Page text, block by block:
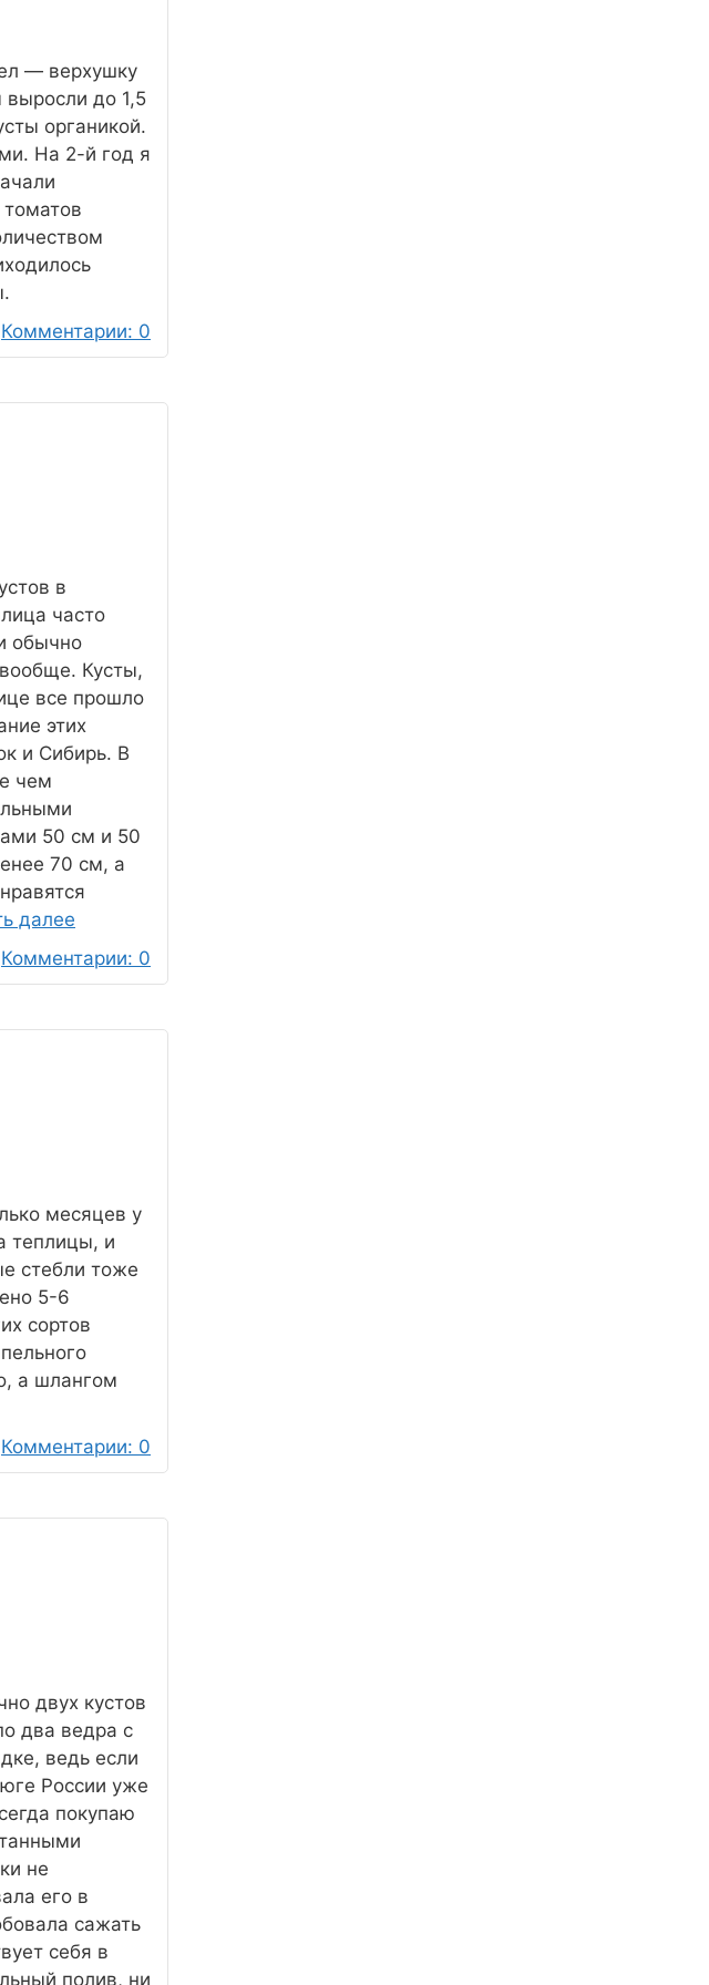
— верхушку
выросли до 1,5
органикой.
На 2-й год я
Комментарии: 0
в
часто
обычно
Кусты,
все прошло
этих
и Сибирь. В
чем
50 см и 50
70 см, а
далее
Комментарии: 0
месяцев у
теплицы, и
стебли тоже
5-6
сортов
а шлангом
Комментарии: 0
двух кустов
два ведра с
ведь если
России уже
покупаю
не
его в
сажать
себя в
полив, ни